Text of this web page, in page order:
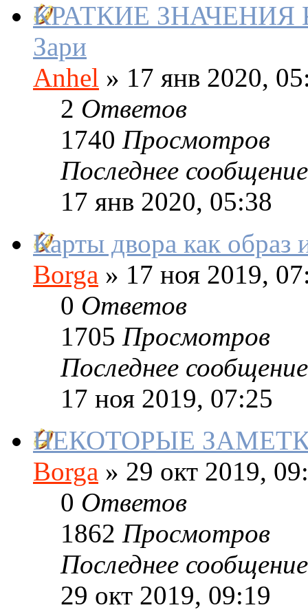
КРАТКИЕ ЗНАЧЕНИЯ
Зари
Anhel » 17 янв 2020,
2 Ответов
1740 Просмотров
Последнее сообщение
17 янв 2020, 05:38
Карты двора как образ
Borga » 17 ноя 2019,
0 Ответов
1705 Просмотров
Последнее сообщение
17 ноя 2019, 07:25
НЕКОТОРЫЕ
Borga » 29 окт 2019,
0 Ответов
1862 Просмотров
Последнее сообщение
29 окт 2019, 09:19